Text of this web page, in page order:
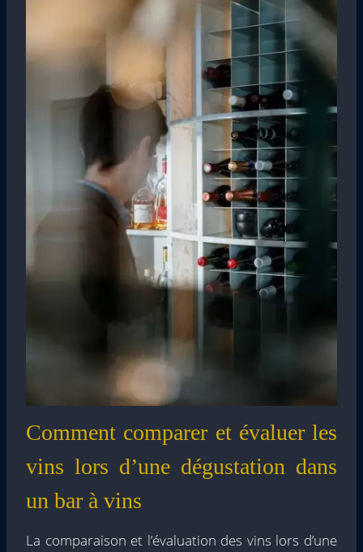
Comment comparer et évaluer les
vins lors d’une dégustation dans
un bar à vins
La comparaison et l’évaluation des vins lors d’une